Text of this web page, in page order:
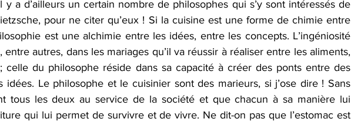
y a d’ailleurs un certain nombre de philosophes qui s’y sont intéressés de
pour ne citer qu’eux ! Si la cuisine est une forme de chimie entre
est une alchimie entre les idées, entre les concepts. L’ingéniosité
autres, dans les mariages qu’il va réussir à réaliser entre les aliments,
celle du philosophe réside dans sa capacité à créer des ponts entre des
idées. Le philosophe et le cuisinier sont des marieurs, si j’ose dire ! Sans
tous les deux au service de la société et que chacun à sa manière lui
qui lui permet de survivre et de vivre. Ne dit-on pas que l’estomac est